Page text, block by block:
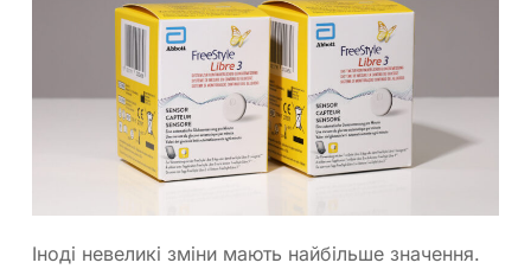
Іноді невеликі зміни мають найбільше значення.